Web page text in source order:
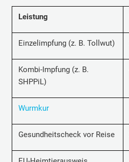
Leistung
Einzelimpfung (z. B. Tollwut)
Kombi-Impfung (z. B.
SHPPiL)
Wurmkur
Gesundheitscheck vor Reise